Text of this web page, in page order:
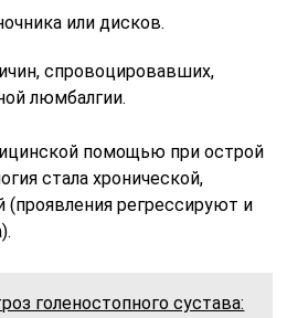
или дисков.
спровоцировавших,
люмбалгии.
помощью при острой
стала хронической,
(проявления регрессируют и
голеностопного сустава: